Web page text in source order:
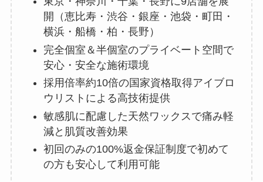
開（恵比寿・渋谷・銀座・池袋・町田・
横浜・船橋・柏・長野）
完全個室＆半個室のプライベート空間で
安心・安全な施術環境
採用倍率約10倍の国家資格取得アイブロ
ウリストによる高技術提供
敏感肌に配慮した天然ワックスで痛み軽
減と肌質改善効果
初回のみの100%返金保証制度で初めて
の方も安心して利用可能